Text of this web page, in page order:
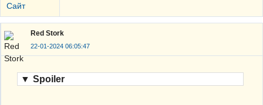
Сайт
Red Stork
22-01-2024 06:05:47
▼ Spoiler